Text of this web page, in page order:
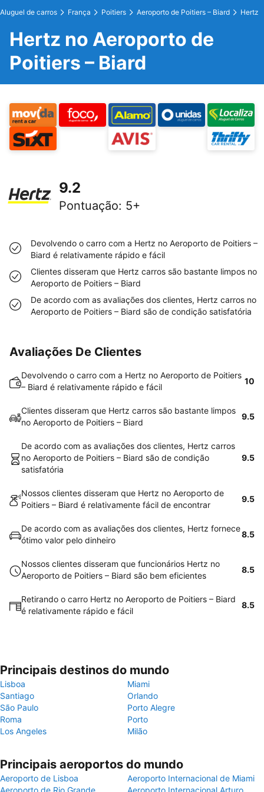
Aluguel de carros França Poitiers Aeroporto de Poitiers – Biard Hertz
Hertz no Aeroporto de
Poitiers – Biard
9.2
Pontuação: 5+
Devolvendo o carro com a Hertz no Aeroporto de Poitiers –
Biard é relativamente rápido e fácil
Clientes disseram que Hertz carros são bastante limpos no
Aeroporto de Poitiers – Biard
De acordo com as avaliações dos clientes, Hertz carros no
Aeroporto de Poitiers – Biard são de condição satisfatória
Avaliações De Clientes
Devolvendo o carro com a Hertz no Aeroporto de Poitiers
– Biard é relativamente rápido e fácil
10
Clientes disseram que Hertz carros são bastante limpos
no Aeroporto de Poitiers – Biard
9.5
De acordo com as avaliações dos clientes, Hertz carros
no Aeroporto de Poitiers – Biard são de condição
satisfatória
9.5
Nossos clientes disseram que Hertz no Aeroporto de
Poitiers – Biard é relativamente fácil de encontrar
9.5
De acordo com as avaliações dos clientes, Hertz fornece
ótimo valor pelo dinheiro
8.5
Nossos clientes disseram que funcionários Hertz no
Aeroporto de Poitiers – Biard são bem eficientes
8.5
Retirando o carro Hertz no Aeroporto de Poitiers – Biard
é relativamente rápido e fácil
8.5
Principais destinos do mundo
Lisboa
Miami
Santiago
Orlando
São Paulo
Porto Alegre
Roma
Porto
Los Angeles
Milão
Principais aeroportos do mundo
Aeroporto de Lisboa
Aeroporto Internacional de Miami
Aeroporto de Rio Grande
Aeroporto Internacional Arturo